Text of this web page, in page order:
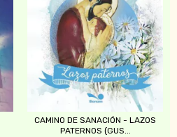
CAMINO DE SANACIÓN - LAZOS
PATERNOS (GUS...